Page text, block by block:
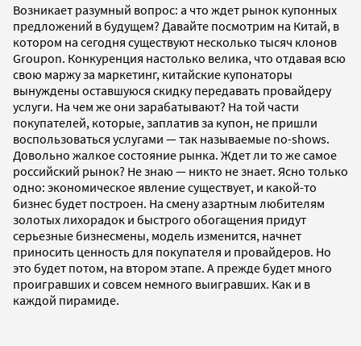
Возникает разумный вопрос: а что ждет рынок купонных
предложений в будущем? Давайте посмотрим на Китай, в
котором на сегодня существуют несколько тысяч клонов
Groupon. Конкуренция настолько велика, что отдавая всю
свою маржу за маркетинг, китайские купонаторы
вынуждены оставшуюся скидку передавать провайдеру
услуги. На чем же они зарабатывают? На той части
покупателей, которые, заплатив за купон, не пришли
воспользоваться услугами — так называемые no-shows.
Довольно жалкое состояние рынка. Ждет ли то же самое
российский рынок? Не знаю — никто не знает. Ясно только
одно: экономическое явление существует, и какой-то
бизнес будет построен. На смену азартным любителям
золотых лихорадок и быстрого обогащения придут
серьезные бизнесмены, модель изменится, начнет
приносить ценность для покупателя и провайдеров. Но
это будет потом, на втором этапе. А прежде будет много
проигравших и совсем немного выигравших. Как и в
каждой пирамиде.